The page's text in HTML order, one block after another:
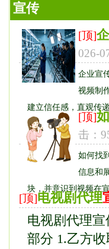
宣传
[顶]
026-
企业宣
视频制
建立信任感，直观传
[顶]
击：
如何找
信息和
块，并意识到视频在
[顶]电视剧代理
电视剧代理
部分 1.乙方